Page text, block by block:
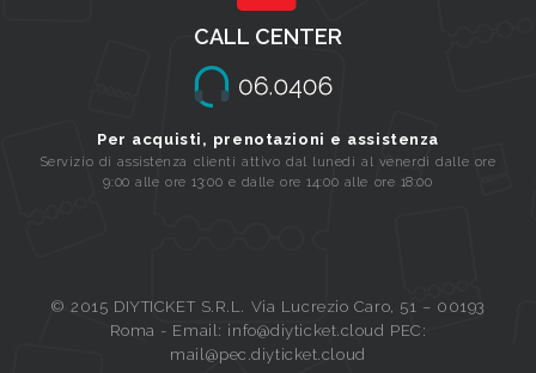
CALL CENTER
Per acquisti, prenotazioni e assistenza
Servizio di assistenza clienti attivo dal lunedi al venerdi dalle ore
9:00 alle ore 13:00 e dalle ore 14:00 alle ore 18:00
© 2015 DIYTICKET S.R.L. Via Lucrezio Caro, 51 – 00193
Roma - Email: info@diyticket.cloud PEC:
mail@pec.diyticket.cloud